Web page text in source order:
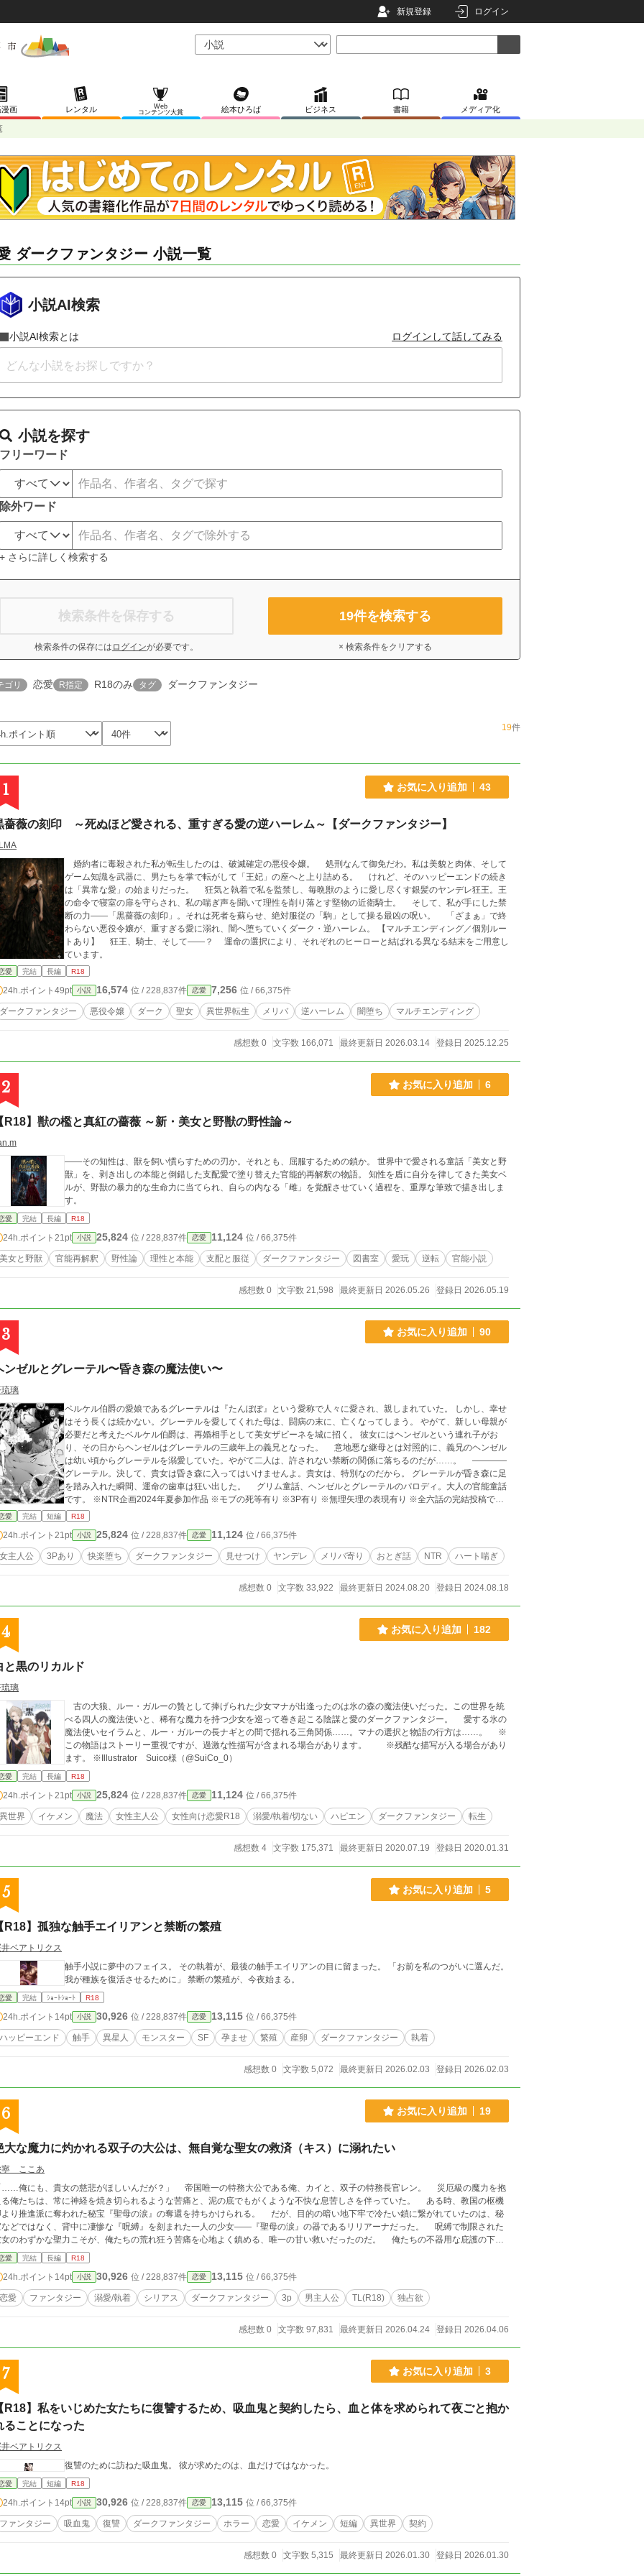
新規登録 ログイン
画 レンタル
Web
コンテンツ大賞
絵本ひろば ビジネス 書籍 メディア化
ダークファンタジー 小説一覧
小説AI検索
小説AI検索とは ログインして話してみる
小説を探す
フリーワード
除外ワード
+ さらに詳しく検索する
検索条件を保存する
検索条件の保存には ログインが必要です。
19件を検索する
× 検索条件をクリアする
ゴリ 恋愛 R指定 R18のみ タグ ダークファンタジー
19件
1 お気に入り追加 43
薔薇の刻印 ～死ぬほど愛される、重すぎる愛の逆ハーレム～【ダークファンタジー】
婚約者に毒殺された私が転生したのは、破滅確定の悪役令嬢。 処刑なんて御免だわ。私は美貌と肉体、そして
ゲーム知識を武器に、男たちを掌で転がして「王妃」の座へと上り詰める。 けれど、そのハッピーエンドの続き
は「異常な愛」の始まりだった。 狂気と執着で私を監禁し、毎晩獣のように愛し尽くす銀髪のヤンデレ狂王。王
の命令で寝室の扉を守らされ、私の喘ぎ声を聞いて理性を削り落とす堅物の近衛騎士。 そして、私が手にした禁
断の力――「黒薔薇の刻印」。それは死者を蘇らせ、絶対服従の「駒」として操る最凶の呪い。 「ざまぁ」で終
わらない悪役令嬢が、重すぎる愛に溺れ、闇へ堕ちていくダーク・逆ハーレム。 【マルチエンディング／個別ルー
トあり】 狂王、騎士、そして――？ 運命の選択により、それぞれのヒーローと結ばれる異なる結末をご用意し
ています。
愛 完結 長編 R18
24h.ポイント 49pt 小説 16,574 位 / 228,837件 恋愛 7,256 位 / 66,375件
ダークファンタジー 悪役令嬢 ダーク 聖女 異世界転生 メリバ 逆ハーレム 闇堕ち マルチエンディング
感想数 0 文字数 166,071 最終更新日 2026.03.14 登録日 2025.12.25
2 お気に入り追加 6
R18】獣の檻と真紅の薔薇 ～新・美女と野獣の野性論～
――その知性は、獣を飼い慣らすための刃か。それとも、屈服するための鎖か。 世界中で愛される童話「美女と野
獣」を、剥き出しの本能と倒錯した支配愛で塗り替えた官能的再解釈の物語。 知性を盾に自分を律してきた美女ベ
ルが、野獣の暴力的な生命力に当てられ、自らの内なる「雌」を覚醒させていく過程を、重厚な筆致で描き出しま
す。
愛 完結 長編 R18
24h.ポイント 21pt 小説 25,824 位 / 228,837件 恋愛 11,124 位 / 66,375件
美女と野獣 官能再解釈 野性論 理性と本能 支配と服従 ダークファンタジー 図書室 愛玩 逆転 官能小説
感想数 0 文字数 21,598 最終更新日 2026.05.26 登録日 2026.05.19
3 お気に入り追加 90
ンゼルとグレーテル〜昏き森の魔法使い〜
璃
ベルケル伯爵の愛娘であるグレーテルは『たんぽぽ』という愛称で人々に愛され、親しまれていた。 しかし、幸せ
はそう長くは続かない。グレーテルを愛してくれた母は、闘病の末に、亡くなってしまう。 やがて、新しい母親が
必要だと考えたベルケル伯爵は、再婚相手として美女ザビーネを城に招く。 彼女にはヘンゼルという連れ子がお
り、その日からヘンゼルはグレーテルの三歳年上の義兄となった。 意地悪な継母とは対照的に、義兄のヘンゼル
は幼い頃からグレーテルを溺愛していた。やがて二人は、許されない禁断の関係に落ちるのだが……。 ————
グレーテル。決して、貴女は昏き森に入ってはいけませんよ。貴女は、特別なのだから。 グレーテルが昏き森に足
を踏み入れた瞬間、運命の歯車は狂い出した。 グリム童話、ヘンゼルとグレーテルのパロディ。大人の官能童話
です。 ※NTR企画2024年夏参加作品 ※モブの死等有り ※3P有り ※無理矢理の表現有り ※全六話の完結投稿です
※Rシーンには※がつきます
愛 完結 短編 R18
24h.ポイント 21pt 小説 25,824 位 / 228,837件 恋愛 11,124 位 / 66,375件
女主人公 3Pあり 快楽堕ち ダークファンタジー 見せつけ ヤンデレ メリバ寄り おとぎ話 NTR ハート喘ぎ
感想数 0 文字数 33,922 最終更新日 2024.08.20 登録日 2024.08.18
4 お気に入り追加 182
と黒のリカルド
璃
古の大狼、ルー・ガルーの贄として捧げられた少女マナが出逢ったのは氷の森の魔法使いだった。この世界を統
べる四人の魔法使いと、稀有な魔力を持つ少女を巡って巻き起こる陰謀と愛のダークファンタジー。 愛する氷の
魔法使いセイラムと、ルー・ガルーの長ナギとの間で揺れる三角関係……。マナの選択と物語の行方は……。 ※
この物語はストーリー重視ですが、過激な性描写が含まれる場合があります。 ※残酷な描写が入る場合があり
ます。 ※Illustrator Suico様（@SuiCo_0）
愛 完結 長編 R18
24h.ポイント 21pt 小説 25,824 位 / 228,837件 恋愛 11,124 位 / 66,375件
異世界 イケメン 魔法 女性主人公 女性向け恋愛R18 溺愛/執着/切ない ハピエン ダークファンタジー 転生
感想数 4 文字数 175,371 最終更新日 2020.07.19 登録日 2020.01.31
5 お気に入り追加 5
R18】孤独な触手エイリアンと禁断の繁殖
ベアトリクス
触手小説に夢中のフェイス。 その執着が、最後の触手エイリアンの目に留まった。 「お前を私のつがいに選んだ。
我が種族を復活させるために」 禁断の繁殖が、今夜始まる。
愛 完結 ｼｮｰﾄｼｮｰﾄ R18
24h.ポイント 14pt 小説 30,926 位 / 228,837件 恋愛 13,115 位 / 66,375件
ハッピーエンド 触手 異星人 モンスター SF 孕ませ 繁殖 産卵 ダークファンタジー 執着
感想数 0 文字数 5,072 最終更新日 2026.02.03 登録日 2026.02.03
6 お気に入り追加 19
大な魔力に灼かれる双子の大公は、無自覚な聖女の救済（キス）に溺れたい
寧 ここあ
……俺にも、貴女の慈悲がほしいんだが？」 帝国唯一の特務大公である俺、カイと、双子の特務長官レン。 災厄級の魔力を抱
る俺たちは、常に神経を焼き切られるような苦痛と、泥の底でもがくような不快な息苦しさを伴っていた。 ある時、教国の枢機
より推進派に奪われた秘宝『聖母の涙』の奪還を持ちかけられる。 だが、目的の暗い地下牢で冷たい鎖に繋がれていたのは、秘
などではなく、背中に凄惨な『呪縛』を刻まれた一人の少女――『聖母の涙』の器であるリリアーナだった。 呪縛で制限された
女のわずかな聖力こそが、俺たちの荒れ狂う苦痛を心地よく鎮める、唯一の甘い救いだったのだ。 俺たちの不器用な庇護の下、
やかな時間と甘いすれ違いを経て、俺たちと彼女を隔てていた境界線が、静かに熱を帯びて溶けていく。 ――しかし、魔獣との
闘の夜。 瀕死のレンを救うため、俺は血を吐くような思いで、彼女に『原初の聖水』の口移しを乞うしかなかった。 月光の
聖水と彼女自身の聖力が混じり合った、たった一度の甘く残酷な口付け。 見せつけられたその光景が、俺たちの理性を完全に
き裂き、恐ろしい飢えと執着心を煽る。 「今夜、部屋へ行く。……待っているのだな」 逃げ場のない夜這いの宣言。最強の双子
公の矜持すらも投げ捨てて、共犯関係のまま一人の少女を同時に甘く暴き立てる、濃密な3Pダーク・ラブファンタジー！ ※本作
愛 完結 長編 R18
24h.ポイント 14pt 小説 30,926 位 / 228,837件 恋愛 13,115 位 / 66,375件
恋愛 ファンタジー 溺愛/執着 シリアス ダークファンタジー 3p 男主人公 TL(R18) 独占欲
感想数 0 文字数 97,831 最終更新日 2026.04.24 登録日 2026.04.06
7 お気に入り追加 3
R18】私をいじめた女たちに復讐するため、吸血鬼と契約したら、血と体を求められて夜ごと抱か
ることになった
ベアトリクス
復讐のために訪ねた吸血鬼。 彼が求めたのは、血だけではなかった。
愛 完結 短編 R18
24h.ポイント 14pt 小説 30,926 位 / 228,837件 恋愛 13,115 位 / 66,375件
ファンタジー 吸血鬼 復讐 ダークファンタジー ホラー 恋愛 イケメン 短編 異世界 契約
感想数 0 文字数 5,315 最終更新日 2026.01.30 登録日 2026.01.30